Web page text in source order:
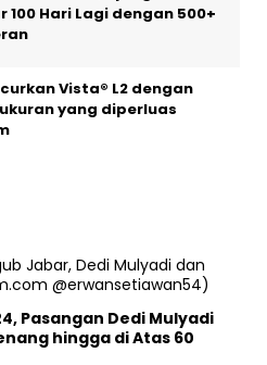
100 Hari Lagi dengan 500+
Vista® L2 dengan
yang diperluas
Pasangan Dedi Mulyadi
hingga di Atas 60